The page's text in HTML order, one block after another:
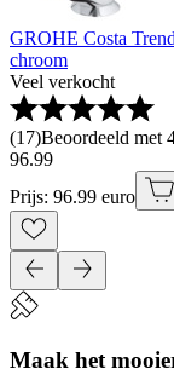
GROHE Costa
chroom
Veel verkocht
(17)Beoordeeld met
96.99
Prijs: 96.99 euro
Maak het